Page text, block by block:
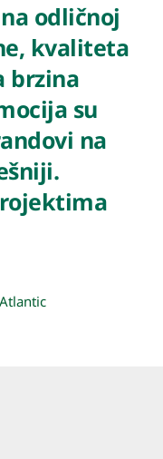
odličnoj
kvaliteta
brzina
su
na